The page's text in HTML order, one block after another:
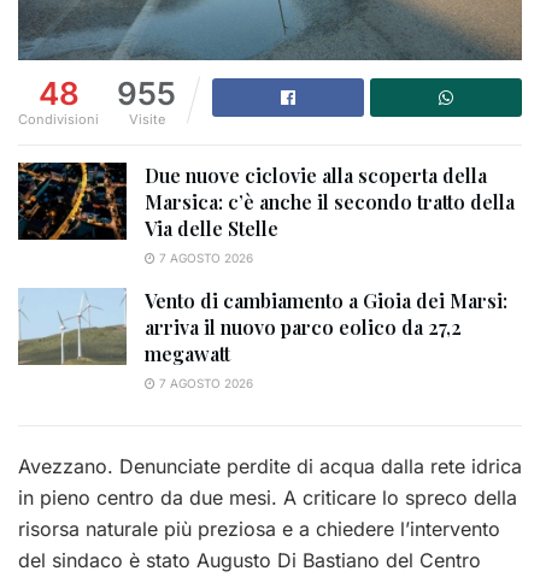
48
Condivisioni
955
Visite
Due nuove ciclovie alla scoperta della
Marsica: c’è anche il secondo tratto della
Via delle Stelle
7 AGOSTO 2026
Vento di cambiamento a Gioia dei Marsi:
arriva il nuovo parco eolico da 27,2
megawatt
7 AGOSTO 2026
Avezzano. Denunciate perdite di acqua dalla rete idrica
in pieno centro da due mesi. A criticare lo spreco della
risorsa naturale più preziosa e a chiedere l’intervento
del sindaco è stato Augusto Di Bastiano del Centro